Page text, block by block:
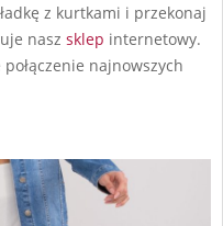
z kurtkami i przekonaj
nasz sklep internetowy.
najnowszych